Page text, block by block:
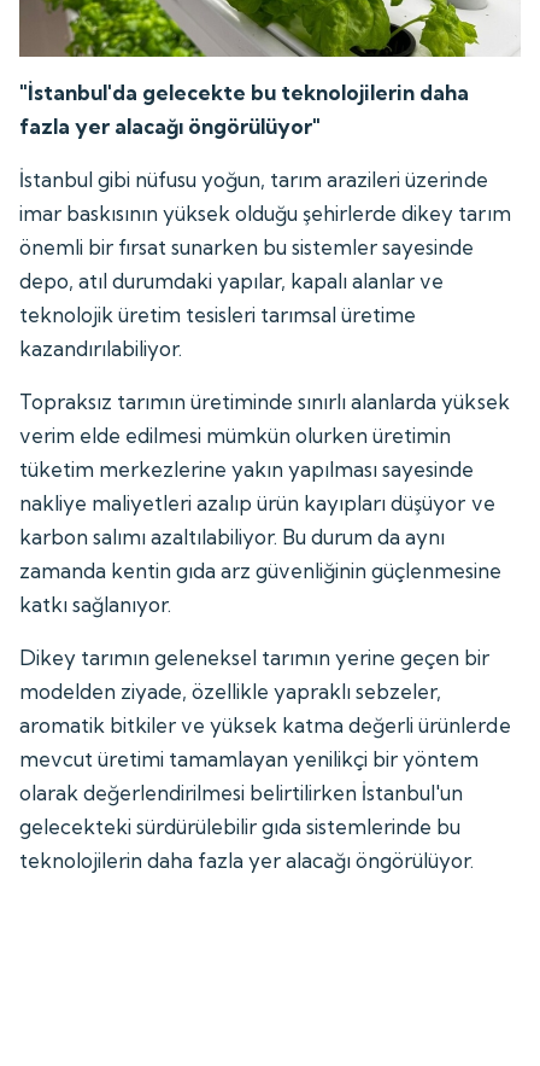
"İstanbul'da gelecekte bu teknolojilerin daha
fazla yer alacağı öngörülüyor"
İstanbul gibi nüfusu yoğun, tarım arazileri üzerinde
imar baskısının yüksek olduğu şehirlerde dikey tarım
önemli bir fırsat sunarken bu sistemler sayesinde
depo, atıl durumdaki yapılar, kapalı alanlar ve
teknolojik üretim tesisleri tarımsal üretime
kazandırılabiliyor.
Topraksız tarımın üretiminde sınırlı alanlarda yüksek
verim elde edilmesi mümkün olurken üretimin
tüketim merkezlerine yakın yapılması sayesinde
nakliye maliyetleri azalıp ürün kayıpları düşüyor ve
karbon salımı azaltılabiliyor. Bu durum da aynı
zamanda kentin gıda arz güvenliğinin güçlenmesine
katkı sağlanıyor.
Dikey tarımın geleneksel tarımın yerine geçen bir
modelden ziyade, özellikle yapraklı sebzeler,
aromatik bitkiler ve yüksek katma değerli ürünlerde
mevcut üretimi tamamlayan yenilikçi bir yöntem
olarak değerlendirilmesi belirtilirken İstanbul'un
gelecekteki sürdürülebilir gıda sistemlerinde bu
teknolojilerin daha fazla yer alacağı öngörülüyor.